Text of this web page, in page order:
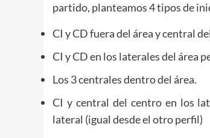
partido, planteamos 4 tipos de
CI y CD fuera del área y central
CI y CD en los laterales del área
Los 3 centrales dentro del área.
CI y central del centro en los
lateral (igual desde el otro perfil)